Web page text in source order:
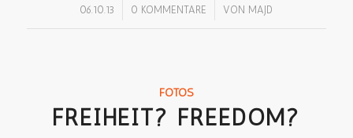
06.10.13 0 KOMMENTARE
/ VON MAJD
FOTOS
FREIHEIT? FREEDOM?